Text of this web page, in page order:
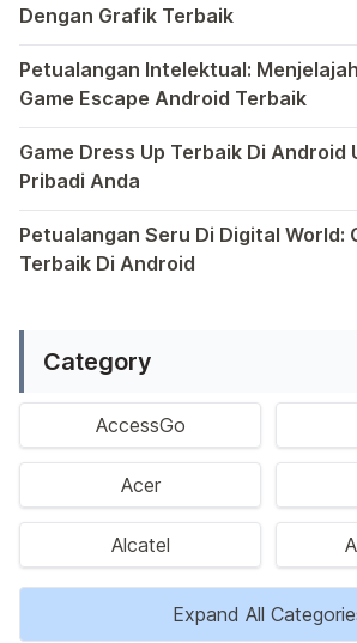
Dengan Grafik Terbaik
Semakin berkembangnya teknologi
Petualangan Intelektual:
Game Escape Android Terbaik
Dalam dunia game Android, genre
Game Dress Up Terbaik Di Android
Pribadi Anda
Saat ini, platform Android telah
Petualangan Seru Di Digital World:
Terbaik Di Android
Category
AccessGo
Acer
Alcatel
Expand All